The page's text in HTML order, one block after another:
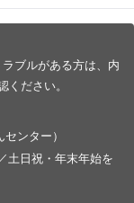
ブルがある方は、内
ください。
ンター）
土日祝・年末年始を